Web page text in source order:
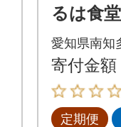
るは食
ビフラ
かせ魚
多名産
愛知県南知
寄付金額
定期便